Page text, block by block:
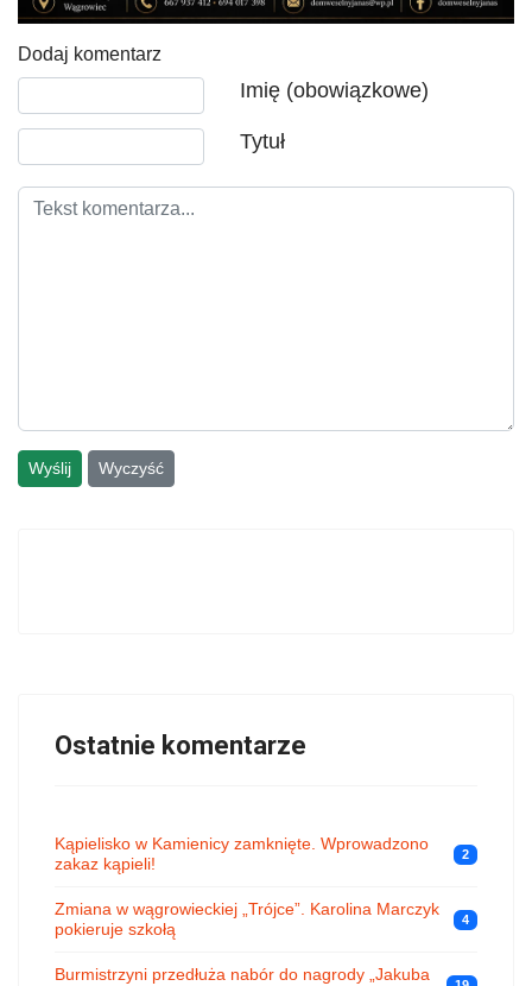
Dodaj komentarz
Imię (obowiązkowe)
Tytuł
Wyślij Wyczyść
Ostatnie komentarze
Kąpielisko w Kamienicy zamknięte. Wprowadzono
zakaz kąpieli!
2
Zmiana w wągrowieckiej „Trójce”. Karolina Marczyk
pokieruje szkołą
4
Burmistrzyni przedłuża nabór do nagrody „Jakuba